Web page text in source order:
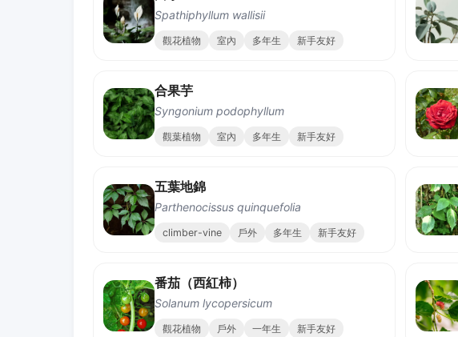
Spathiphyllum wallisii
觀花植物 室內 多年生 新手友好
合果芋
Syngonium podophyllum
觀葉植物 室內 多年生 新手友好
五葉地錦
Parthenocissus quinquefolia
climber-vine 戶外 多年生 新手友好
番茄（西紅柿）
Solanum lycopersicum
觀花植物 戶外 一年生 新手友好